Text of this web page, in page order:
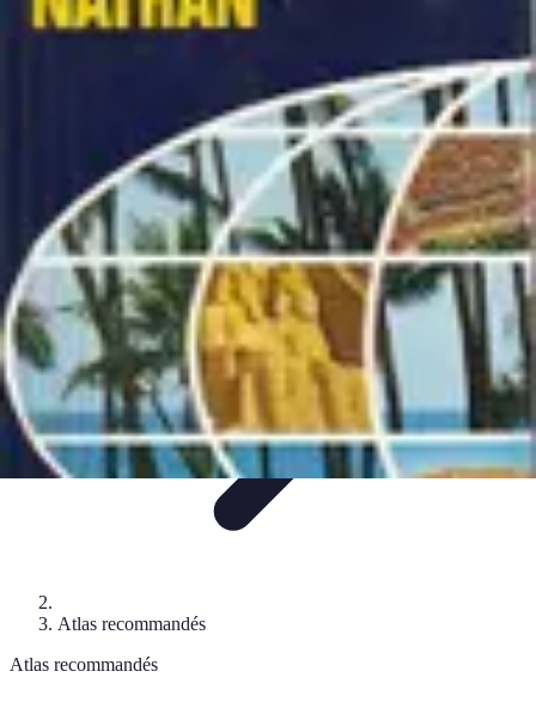
Atlas Géographique
Tendances
Perception et Utilisation
Atlas Géographique
Atlas recommandés
Atlas recommandés